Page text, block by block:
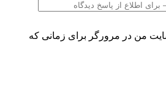
من در مرورگر برای زمانی که